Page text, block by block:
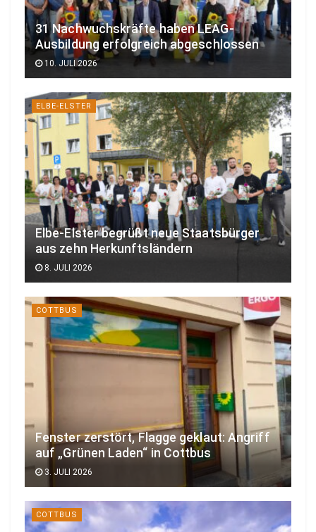
31 Nachwuchskräfte haben LEAG-
Ausbildung erfolgreich abgeschlossen
10. JULI 2026
ELBE-ELSTER
Elbe-Elster begrüßt neue Staatsbürger
aus zehn Herkunftsländern
8. JULI 2026
COTTBUS
Fenster zerstört, Flagge geklaut: Angriff
auf „Grünen Laden“ in Cottbus
3. JULI 2026
COTTBUS